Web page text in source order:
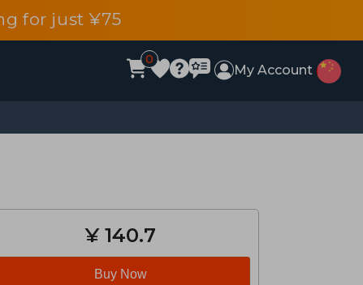
for just ¥75
0
My Account
¥ 140.7
Buy Now